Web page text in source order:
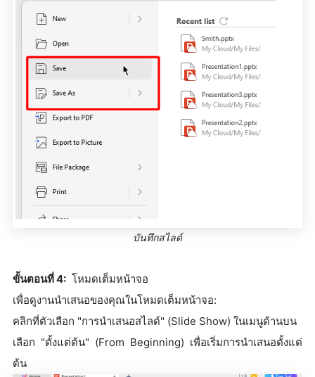
บันทึกสไลด์
ขั้นตอนที่ 4: โหมดเต็มหน้าจอ
เพื่อดูงานนำเสนอของคุณในโหมดเต็มหน้าจอ:
คลิกที่ตัวเลือก "การนำเสนอสไลด์" (Slide Show) ในเมนูด้านบน
เลือก "ตั้งแต่ต้น" (From Beginning) เพื่อเริ่มการนำเสนอตั้งแต่
ต้น